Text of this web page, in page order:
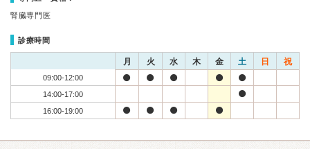
腎臓専門医
診療時間
月 火 水 木 金 土 日 祝
09:00-12:00
14:00-17:00
16:00-19:00